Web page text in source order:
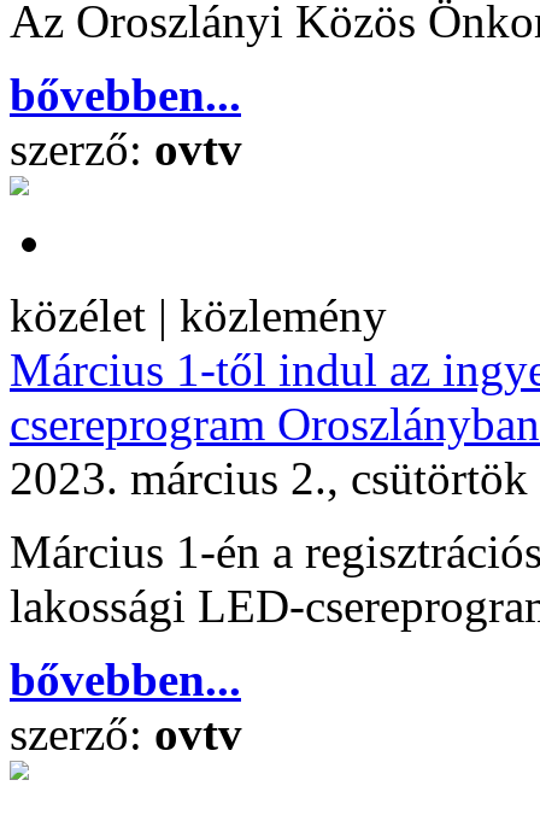
Az Oroszlányi Közös
bővebben...
szerző: ovtv
közélet | közlemény
Március 1-től indul az
csereprogram Oroszlányban
2023. március 2.,
Március 1-én a
lakossági LED-
bővebben...
szerző: ovtv